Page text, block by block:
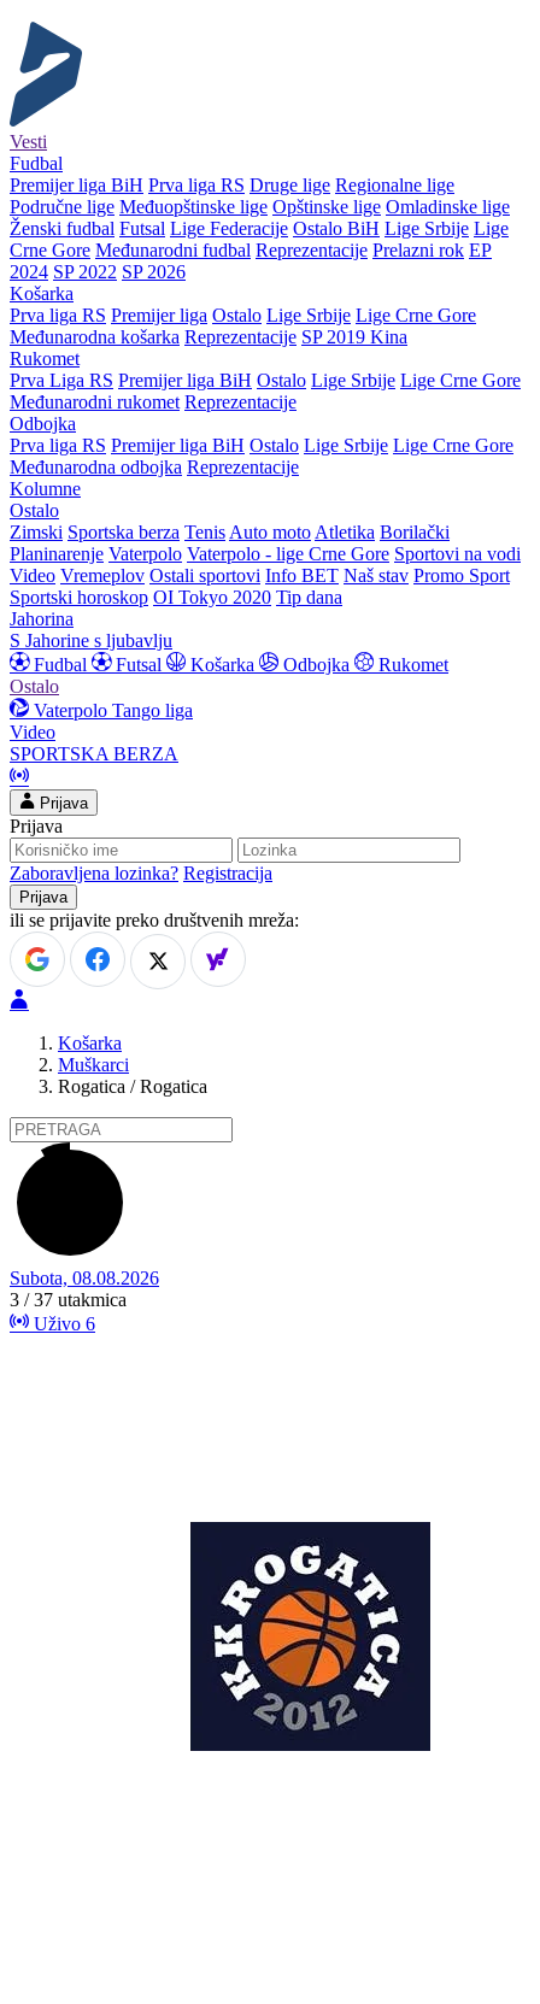
Vesti
Fudbal
Premijer liga BiH Prva liga RS Druge lige Regionalne lige
Područne lige Međuopštinske lige Opštinske lige Omladinske lige
Ženski fudbal Futsal Lige Federacije Ostalo BiH Lige Srbije Lige
Crne Gore Međunarodni fudbal Reprezentacije Prelazni rok EP
2024 SP 2022 SP 2026
Košarka
Prva liga RS Premijer liga Ostalo Lige Srbije Lige Crne Gore
Međunarodna košarka Reprezentacije SP 2019 Kina
Rukomet
Prva Liga RS Premijer liga BiH Ostalo Lige Srbije Lige Crne Gore
Međunarodni rukomet Reprezentacije
Odbojka
Prva liga RS Premijer liga BiH Ostalo Lige Srbije Lige Crne Gore
Međunarodna odbojka Reprezentacije
Kolumne
Ostalo
Zimski Sportska berza Tenis Auto moto Atletika Borilački
Planinarenje Vaterpolo Vaterpolo - lige Crne Gore Sportovi na vodi
Video Vremeplov Ostali sportovi Info BET Naš stav Promo Sport
Sportski horoskop OI Tokyo 2020 Tip dana
Jahorina
S Jahorine s ljubavlju
Fudbal
Futsal Košarka Odbojka
Rukomet
Ostalo
Vaterpolo Tango liga
Video
SPORTSKA BERZA
Prijava
Prijava
Zaboravljena lozinka? Registracija
ili se prijavite preko društvenih mreža:
Košarka
Muškarci
Rogatica / Rogatica
Subota, 08.08.2026
3 / 37 utakmica
Uživo 6